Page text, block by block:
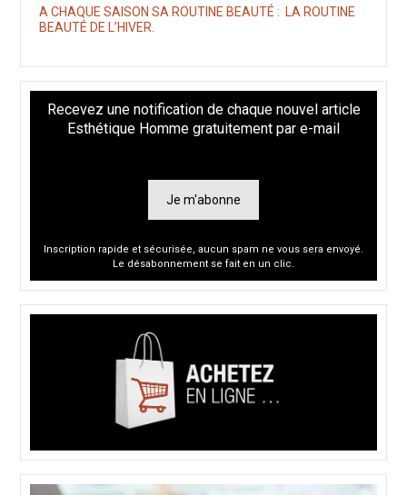
A CHAQUE SAISON SA ROUTINE BEAUTÉ : LA ROUTINE
BEAUTÉ DE L’HIVER.
Recevez une notification de chaque nouvel article
Esthétique Homme gratuitement par e-mail
Je m'abonne
Inscription rapide et sécurisée, aucun spam ne vous sera envoyé.
Le désabonnement se fait en un clic.